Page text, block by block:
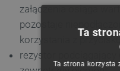
załączenia osiąga
pozostaje
korzystania z
rezystor podciągający
Ta
Ta strona korzysta